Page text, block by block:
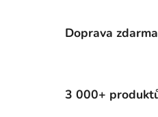
Doprava
3 000+